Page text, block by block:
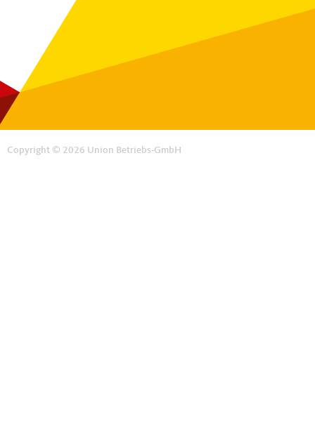
Copyright © 2026 Union Betriebs-GmbH